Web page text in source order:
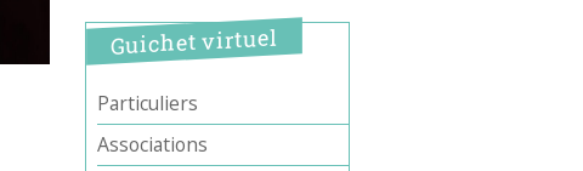
Guichet virtuel
Particuliers
Associations